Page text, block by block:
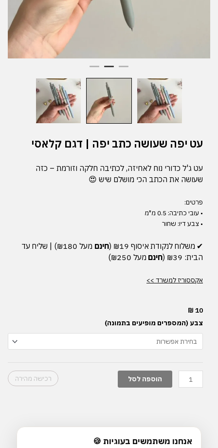
עט יפה שעושה כתב יפה | דגם קלאסי
עט ג'ל כדורי נוח לאחיזה, לכתיבה חלקה וזורמת – כזה
שעושה את הכתב הכי מושלם שיש 😍
פרטים:
• עובי כתיבה: 0.5 מ"מ
• צבע דיו: שחור
✔︎ משלוח לנקודת איסוף חינם מעל שליח עד
הבית: ₪39 ( חינם מעל
אקססוריז למשרד >>
₪ 10
צבע (המספרים מופיעים בתמונה)
רכישה מהירה
כמות
של
עט
יפה
הוספה לסל
אנחנו משתמשים בעוגיות 🍪